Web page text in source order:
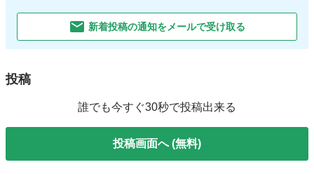
新着投稿の通知をメールで受け取る
投稿
誰でも今すぐ30秒で投稿出来る
投稿画面へ (無料)